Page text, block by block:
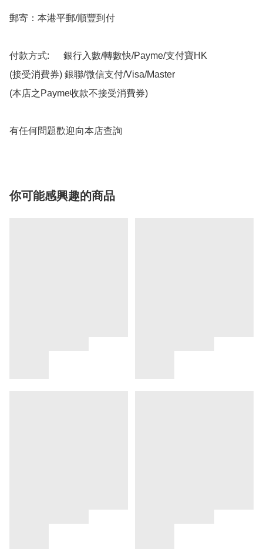
郵寄：本港平郵/順豐到付
付款方式:      銀行入數/轉數快/Payme/支付寶HK
(接受消費券) 銀聯/微信支付/Visa/Master
(本店之Payme收款不接受消費券)
有任何問題歡迎向本店查詢
你可能感興趣的商品